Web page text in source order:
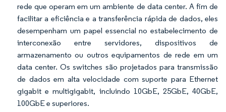
rede que operam em um ambiente de data center. A fim de
facilitar a eficiência e a transferência rápida de dados, eles
desempenham um papel essencial no estabelecimento de
interconexão entre servidores, dispositivos de
armazenamento ou outros equipamentos de rede em um
data center. Os switches são projetados para transmissão
de dados em alta velocidade com suporte para Ethernet
gigabit e multigigabit, incluindo 10GbE, 25GbE, 40GbE,
100GbE e superiores.